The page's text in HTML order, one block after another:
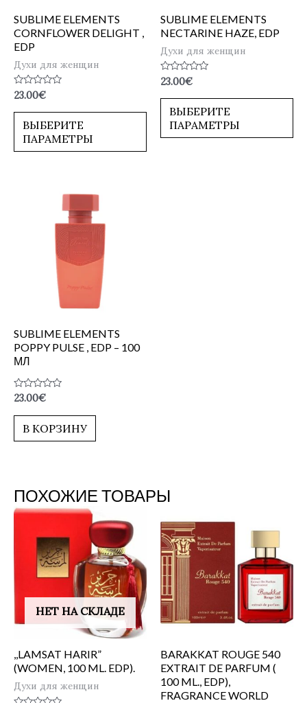
SUBLIME ELEMENTS
CORNFLOWER DELIGHT ,
EDP
Духи для женщин
Оценка
из
23.00€
ВЫБЕРИТЕ
ПАРАМЕТРЫ
SUBLIME ELEMENTS
NECTARINE HAZE, EDP
Духи для женщин
Оценка
из
23.00€
ВЫБЕРИТЕ
ПАРАМЕТРЫ
SUBLIME ELEMENTS
POPPY PULSE , EDP – 100
МЛ
Оценка
из
23.00€
В КОРЗИНУ
ПОХОЖИЕ ТОВАРЫ
НЕТ НА СКЛАДЕ
,,LAMSAT HARIR”
(WOMEN, 100 ML. EDP).
Духи для женщин
BARAKKAT ROUGE 540
EXTRAIT DE PARFUM (
100 ML., EDP),
FRAGRANCE WORLD